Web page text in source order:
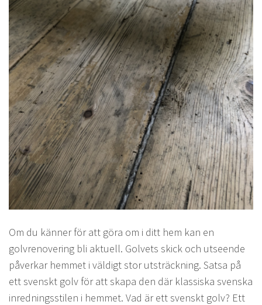
Om du känner för att göra om i ditt hem kan en
golvrenovering bli aktuell. Golvets skick och utseende
påverkar hemmet i väldigt stor utsträckning. Satsa på
ett svenskt golv för att skapa den där klassiska svenska
inredningsstilen i hemmet. Vad är ett svenskt golv? Ett